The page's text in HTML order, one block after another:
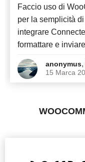
Faccio uso di
per la semplicità
integrare
formattare e
anonymus,
15 Marca